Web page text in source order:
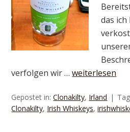
das ich
verfolgen wir …weiterlesen
Gepostet in:Clonakilty, Irland
Clonakilty, Irish Whiskeys,